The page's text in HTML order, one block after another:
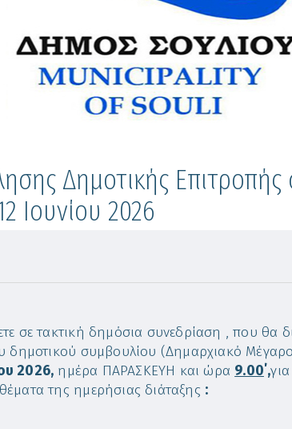
Δημοτικής Επιτροπής
Ιουνίου 2026
σε τακτική δημόσια συνεδρίαση , που θα
δημοτικού συμβουλίου (Δημαρχιακό
2026, ημέρα ΠΑΡΑΣΚΕΥΗ και ώρα 9.00΄,
της ημερήσιας διάταξης :